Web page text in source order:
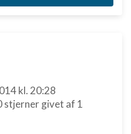
kl. 20:28
stjerner givet af 1